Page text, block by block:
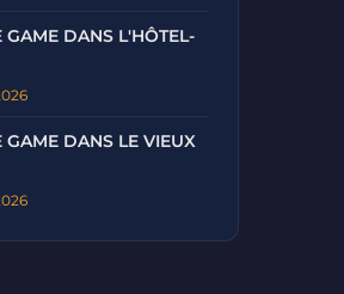
GAME DANS L'HÔTEL-
GAME DANS LE VIEUX